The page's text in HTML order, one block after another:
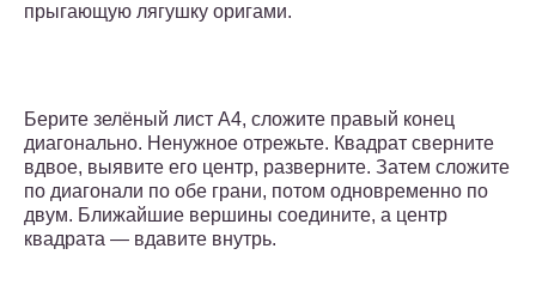
прыгающую лягушку оригами.
Берите зелёный лист A4, сложите правый конец
диагонально. Ненужное отрежьте. Квадрат сверните
вдвое, выявите его центр, разверните. Затем сложите
по диагонали по обе грани, потом одновременно по
двум. Ближайшие вершины соедините, а центр
квадрата — вдавите внутрь.